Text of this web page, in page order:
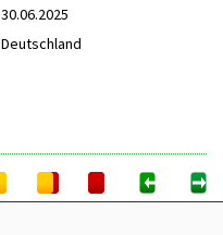
30.06.2025
Deutschland